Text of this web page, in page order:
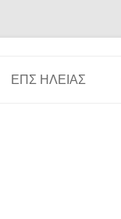
ΕΠΣ ΗΛΕΊΑΣ